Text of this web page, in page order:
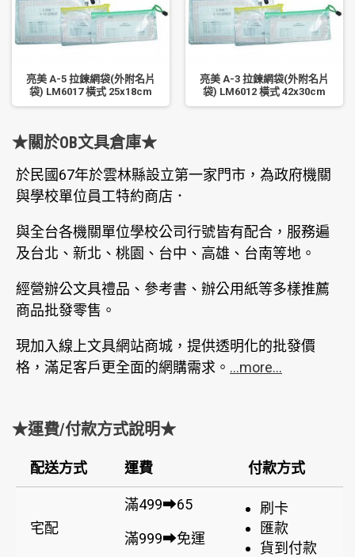
亮美 A-5 拉鍊網袋(外附名片
袋) LM6017 橫式 25x18cm
亮美 A-3 拉鍊網袋(外附名片
袋) LM6012 橫式 42x30cm
★關於OB文具倉庫★
於民國67年於雲林縣設立第一家門市，為政府機關
與學校單位員工特約商店．
與全台各機關單位學校公司行號皆有配合，服務遍
及台北、新北、桃園、台中、高雄、台南等地。
經營辦公文具禮品、參考書、辦公用紙等多樣推薦
商品批發零售。
現加入線上文具網站商城，提供透明化的批發價
格，滿足客戶更全面的網購需求。 ...more...
★運費/付款方式說明★
配送方式 運費 付款方式
宅配
滿499➡65
滿999➡免運
刷卡
匯款
貨到付款